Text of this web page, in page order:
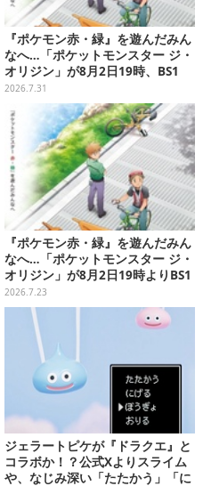
『ポケモン赤・緑』を遊んだみん
なへ…「ポケットモンスター ジ・
オリジン」が8月2日19時、BS1
2・日曜アニメ劇場で放送！
2026.7.31
『ポケモン赤・緑』を遊んだみん
なへ…「ポケットモンスター ジ・
オリジン」が8月2日19時よりBS1
2・日曜アニメ劇場で放送決定！
2026.7.23
ジェラートピケが『ドラクエ』と
コラボか！？公式Xよりスライム
や、なじみ深い「たたかう」「に